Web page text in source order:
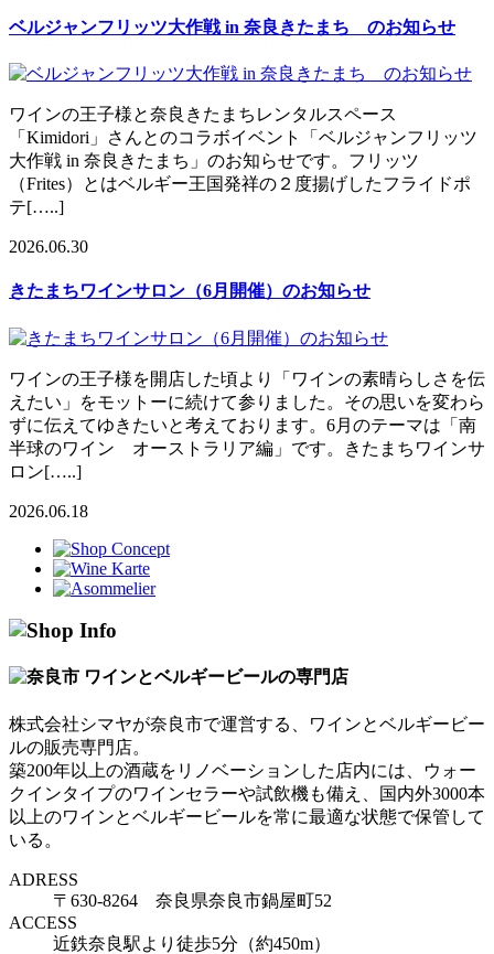
ベルジャンフリッツ大作戦 in 奈良きたまち のお知らせ
ワインの王子様と奈良きたまちレンタルスペース
「Kimidori」さんとのコラボイベント「ベルジャンフリッツ
大作戦 in 奈良きたまち」のお知らせです。フリッツ
（Frites）とはベルギー王国発祥の２度揚げしたフライドポ
テ[…..]
2026.06.30
きたまちワインサロン（6月開催）のお知らせ
ワインの王子様を開店した頃より「ワインの素晴らしさを伝
えたい」をモットーに続けて参りました。その思いを変わら
ずに伝えてゆきたいと考えております。6月のテーマは「南
半球のワイン オーストラリア編」です。きたまちワインサ
ロン[…..]
2026.06.18
株式会社シマヤが奈良市で運営する、ワインとベルギービー
ルの販売専門店。
築200年以上の酒蔵をリノベーションした店内には、ウォー
クインタイプのワインセラーや試飲機も備え、国内外3000本
以上のワインとベルギービールを常に最適な状態で保管して
いる。
ADRESS
〒630-8264 奈良県奈良市鍋屋町52
ACCESS
近鉄奈良駅より徒歩5分（約450m）